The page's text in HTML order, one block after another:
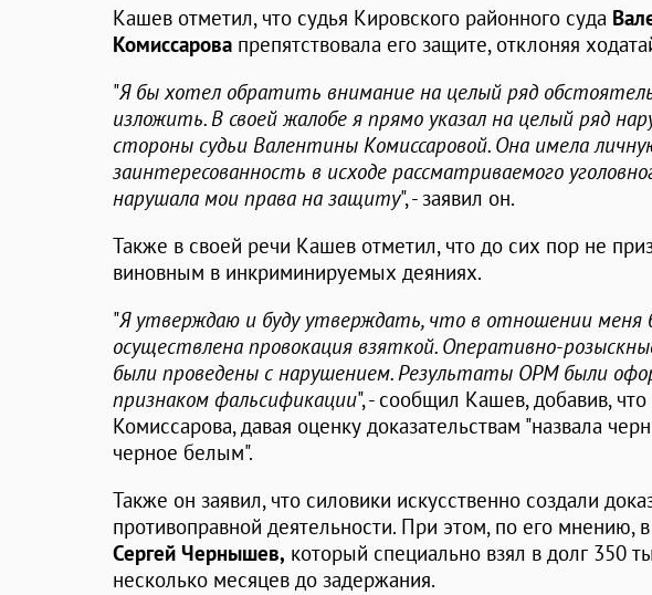
Кашев отметил, что судья Кировского районного суда
Комиссарова препятствовала его защите, отклоняя
"Я бы хотел обратить внимание на целый ряд
изложить. В своей жалобе я прямо указал на целый ряд
стороны судьи Валентины Комиссаровой. Она имела
заинтересованность в исходе рассматриваемого
нарушала мои права на защиту", - заявил он.
Также в своей речи Кашев отметил, что до сих пор не
виновным в инкриминируемых деяниях.
"Я утверждаю и буду утверждать, что в отношении меня
осуществлена провокация взяткой. Оперативно-
были проведены с нарушением. Результаты ОРМ были
признаком фальсификации", - сообщил Кашев, добавив, что
Комиссарова, давая оценку доказательствам "назвала
черное белым".
Также он заявил, что силовики искусственно создали
противоправной деятельности. При этом, по его мнению,
Сергей Чернышев, который специально взял в долг 350
несколько месяцев до задержания.